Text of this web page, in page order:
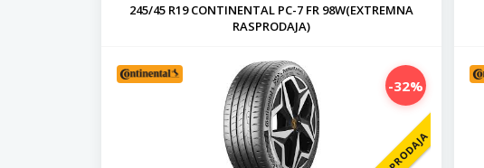
245/45 R19 CONTINENTAL PC-7 FR 98W(EXTREMNA
RASPRODAJA)
-32%